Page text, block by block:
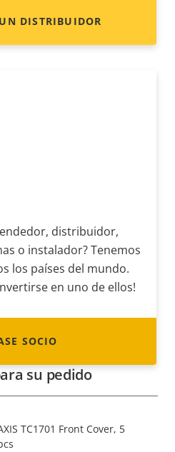
DISTRIBUIDOR
distribuidor,
o instalador? Tenemos
los países del mundo.
en uno de ellos!
SOCIO
su pedido
TC1701 Front Cover, 5